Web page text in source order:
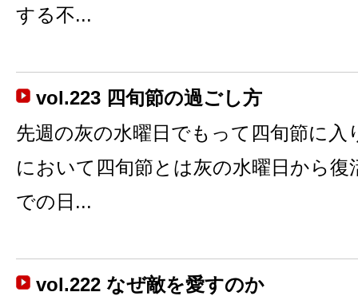
する不...
vol.223 四旬節の過ごし方
先週の灰の水曜日でもって四旬節に入
において四旬節とは灰の水曜日から復
での日...
vol.222 なぜ敵を愛すのか